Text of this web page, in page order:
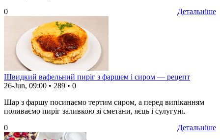
Детальніше
0
Швидкий вафельний пиріг з фаршем і сиром — рецепт
26-Jun, 09:00 • 289 • 0
Шар з фаршу посипаємо тертим сиром, а перед випіканням
поливаємо пиріг заливкою зі сметани, яєць і сулугуні.
Детальніше
0